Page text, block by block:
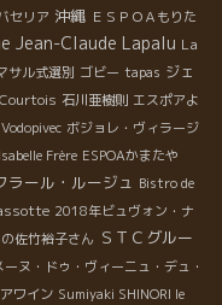
セリア 沖縄 ＥＳＰＯＡもりた
Jean-Claude Lapalu La
サル式選別 ゴビー tapas ジェ
石川亜樹則 エスポアよ
Vodopivec ボジョレ・ヴィラージ
Isabelle Frère ESPOAかまたや
ラール・ルージュ Bistro de
2018年ビュヴォン・ナ
佐竹裕子さん ＳＴＣグルー
ーヌ・ドゥ・ヴィーニュ・デュ・
ワイン Sumiyaki SHINORI le